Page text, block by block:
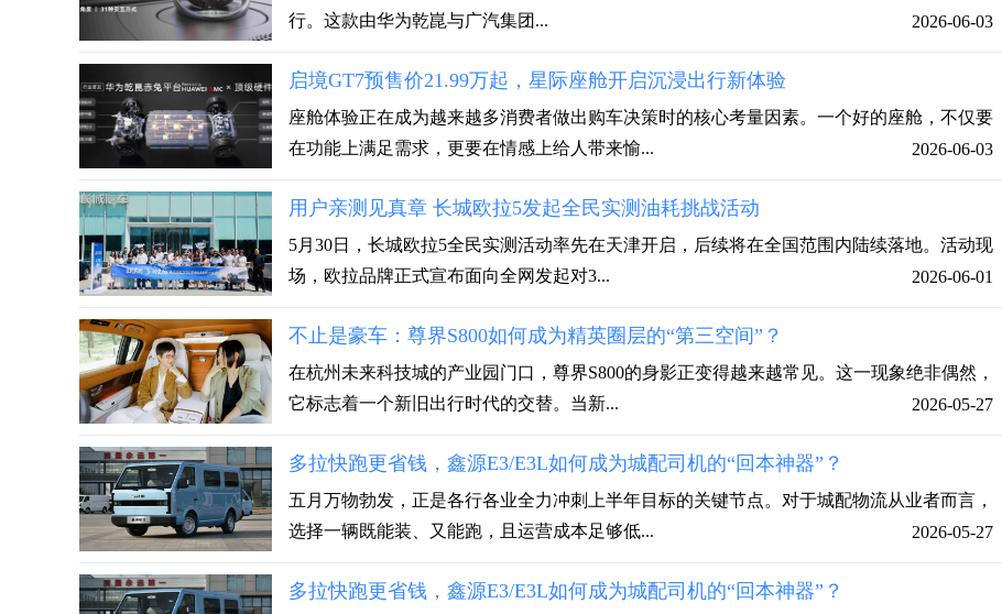
行。这款由华为乾崑与广汽集团...
2026-06-03
启境GT7预售价21.99万起，星际座舱开启沉浸出行新体验
座舱体验正在成为越来越多消费者做出购车决策时的核心考量因素。一个好的座舱，不仅要
在功能上满足需求，更要在情感上给人带来愉...
2026-06-03
用户亲测见真章 长城欧拉5发起全民实测油耗挑战活动
5月30日，长城欧拉5全民实测活动率先在天津开启，后续将在全国范围内陆续落地。活动现
场，欧拉品牌正式宣布面向全网发起对3...
2026-06-01
不止是豪车：尊界S800如何成为精英圈层的“第三空间”？
在杭州未来科技城的产业园门口，尊界S800的身影正变得越来越常见。这一现象绝非偶然，
它标志着一个新旧出行时代的交替。当新...
2026-05-27
多拉快跑更省钱，鑫源E3/E3L如何成为城配司机的“回本神器”？
五月万物勃发，正是各行各业全力冲刺上半年目标的关键节点。对于城配物流从业者而言，
选择一辆既能装、又能跑，且运营成本足够低...
2026-05-27
多拉快跑更省钱，鑫源E3/E3L如何成为城配司机的“回本神器”？